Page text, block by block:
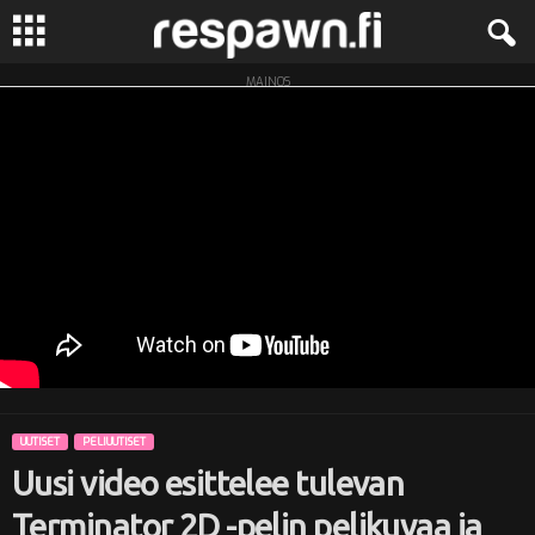
R
w
MAINOS
UUTISET PELIUUTISET
Uusi video esittelee tulevan
Terminator 2D -pelin pelikuvaa ja